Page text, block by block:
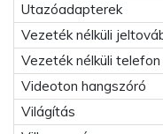
Utazóadapterek
Vezeték nélküli
Vezeték nélküli telefon
Videoton hangszóró
Világítás